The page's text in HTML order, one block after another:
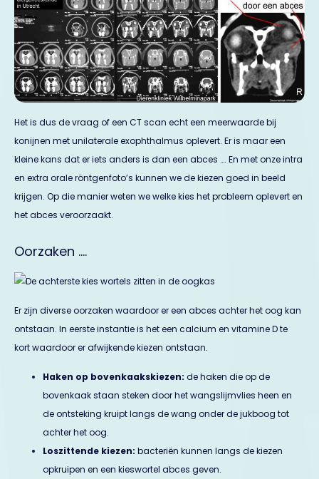
Het is dus de vraag of een CT scan echt een meerwaarde bij
konijnen met unilaterale exophthalmus oplevert. Er is maar een
kleine kans dat er iets anders is dan een abces …. En met onze intra
en extra orale röntgenfoto’s kunnen we de kiezen goed in beeld
krijgen. Op die manier weten we welke kies het probleem oplevert en
het abces veroorzaakt.
Oorzaken ….
Er zijn diverse oorzaken waardoor er een abces achter het oog kan
ontstaan. In eerste instantie is het een calcium en vitamine D te
kort waardoor er afwijkende kiezen ontstaan.
Haken op bovenkaakskiezen: de haken die op de
bovenkaak staan steken door het wangslijmvlies heen en
de ontsteking kruipt langs de wang onder de jukboog tot
achter het oog.
Loszittende kiezen: bacteriën kunnen langs de kiezen
opkruipen en een kieswortel abces geven.